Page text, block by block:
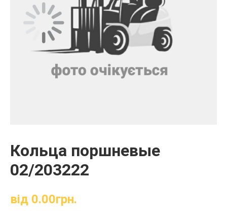
Кольца поршневые
02/203222
від 0.00грн.